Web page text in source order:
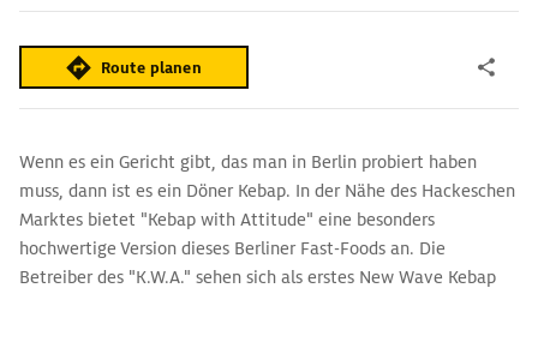
Route planen
Wenn es ein Gericht gibt, das man in Berlin probiert haben
muss, dann ist es ein Döner Kebap. In der Nähe des Hackeschen
Marktes bietet "Kebap with Attitude" eine besonders
hochwertige Version dieses Berliner Fast-Foods an. Die
Betreiber des "K.W.A." sehen sich als erstes New Wave Kebap